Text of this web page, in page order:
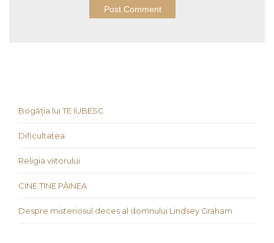
Bogăția lui TE IUBESC
Dificultatea
Religia viitorului
CINE ȚINE PÂINEA
Despre misteriosul deces al domnului Lindsey Graham